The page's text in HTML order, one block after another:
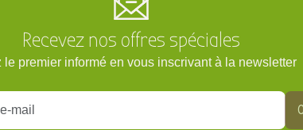
Recevez nos offres spéciales
le premier informé en vous inscrivant à la newsletter